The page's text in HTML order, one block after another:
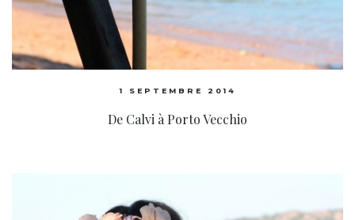
1 SEPTEMBRE 2014
De Calvi à Porto Vecchio